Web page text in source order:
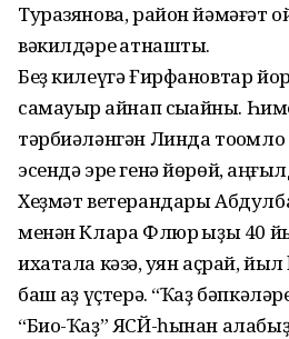
Туразянова, район йәмәғәт
вәкилдәре ҡатнашты.
Беҙ килеүгә Ғирфановтар
самауыр ҡайнап сыҡҡайны.
тәрбиәләнгән Линда тоҡомло
эсендә эре генә йөрөй,
Хеҙмәт ветерандары
менән Клара Флюр ҡыҙы 40
ихатала кәзә, ҡуян аҫрай,
баш ҡаҙ үҫтерә. “Ҡаҙ
“Био-Ҡаҙ” ЯСЙ-һынан